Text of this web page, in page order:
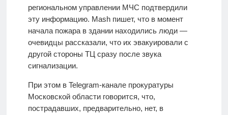
региональном управлении МЧС подтвердили
эту информацию. Mash пишет, что в момент
начала пожара в здании находились люди —
очевидцы рассказали, что их эвакуировали с
другой стороны ТЦ сразу после звука
сигнализации.
При этом в Telegram-канале прокуратуры
Московской области говорится, что,
пострадавших, предварительно, нет, в